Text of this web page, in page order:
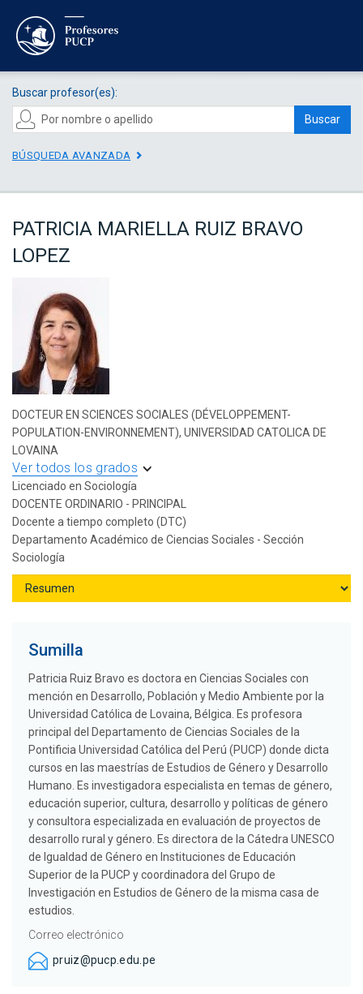
Buscar profesor(es):
Buscar
BÚSQUEDA AVANZADA
PATRICIA MARIELLA RUIZ BRAVO
LOPEZ
DOCTEUR EN SCIENCES SOCIALES (DÉVELOPPEMENT-
POPULATION-ENVIRONNEMENT), UNIVERSIDAD CATOLICA DE
LOVAINA
Ver todos los grados
Licenciado en Sociología
DOCENTE ORDINARIO - PRINCIPAL
Docente a tiempo completo (DTC)
Departamento Académico de Ciencias Sociales - Sección
Sociología
Sumilla
Patricia Ruiz Bravo es doctora en Ciencias Sociales con
mención en Desarrollo, Población y Medio Ambiente por la
Universidad Católica de Lovaina, Bélgica. Es profesora
principal del Departamento de Ciencias Sociales de la
Pontificia Universidad Católica del Perú (PUCP) donde dicta
cursos en las maestrías de Estudios de Género y Desarrollo
Humano. Es investigadora especialista en temas de género,
educación superior, cultura, desarrollo y políticas de género
y consultora especializada en evaluación de proyectos de
desarrollo rural y género. Es directora de la Cátedra UNESCO
de Igualdad de Género en Instituciones de Educación
Superior de la PUCP y coordinadora del Grupo de
Investigación en Estudios de Género de la misma casa de
estudios.
Correo electrónico
pruiz@pucp.edu.pe